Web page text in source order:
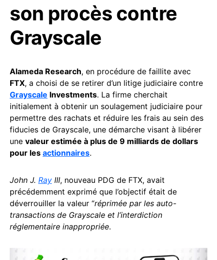
son procès contre
Grayscale
Alameda Research, en procédure de faillite avec
FTX, a choisi de se retirer d’un litige judiciaire contre
Grayscale Investments. La firme cherchait
initialement à obtenir un soulagement judiciaire pour
permettre des rachats et réduire les frais au sein des
fiducies de Grayscale, une démarche visant à libérer
une valeur estimée à plus de 9 milliards de dollars
pour les actionnaires.
John J. Ray III, nouveau PDG de FTX, avait
précédemment exprimé que l’objectif était de
déverrouiller la valeur “réprimée par les auto-
transactions de Grayscale et l’interdiction
réglementaire inappropriée.